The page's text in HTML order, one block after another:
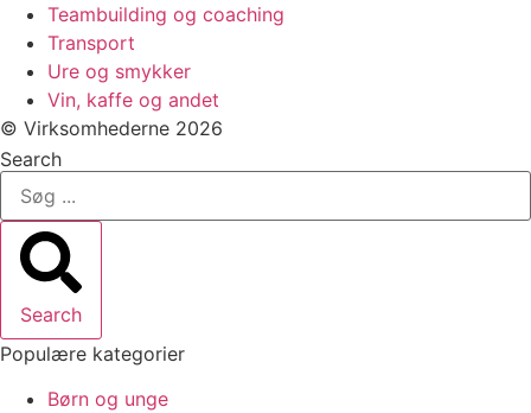
Teambuilding og coaching
Transport
Ure og smykker
Vin, kaffe og andet
© Virksomhederne 2026
Search
Search
Populære kategorier
Børn og unge